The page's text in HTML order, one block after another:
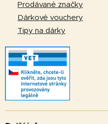
Prodávané značky
Dárkové vouchery
Tipy na dárky